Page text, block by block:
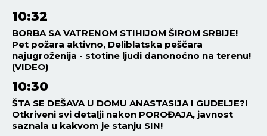
10:32
BORBA SA VATRENOM STIHIJOM ŠIROM SRBIJE!
Pet požara aktivno, Deliblatska peščara
najugroženija - stotine ljudi danonoćno na terenu!
(VIDEO)
10:30
ŠTA SE DEŠAVA U DOMU ANASTASIJA I GUDELJE?!
Otkriveni svi detalji nakon POROĐAJA, javnost
saznala u kakvom je stanju SIN!